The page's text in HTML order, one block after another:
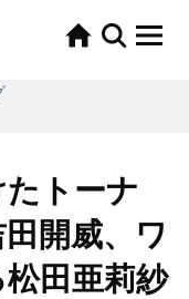
トーナ
開威、ワ
田亜莉紗